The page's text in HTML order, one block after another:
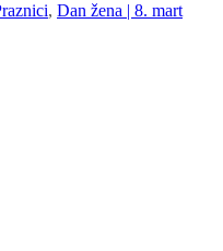
, Dan žena | 8. mart